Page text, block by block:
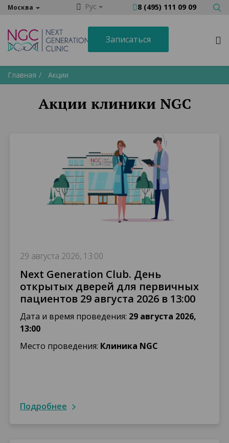
Москва Рус 8 (495) 111 09 09
Записаться
Главная Акции
Акции клиники NGC
29 августа 2026, 13:00
Next Generation Club. День
открытых дверей для первичных
пациентов 29 августа 2026 в 13:00
Дата и время проведения: 29 августа 2026,
13:00
Место проведения: Клиника NGC
подробнее